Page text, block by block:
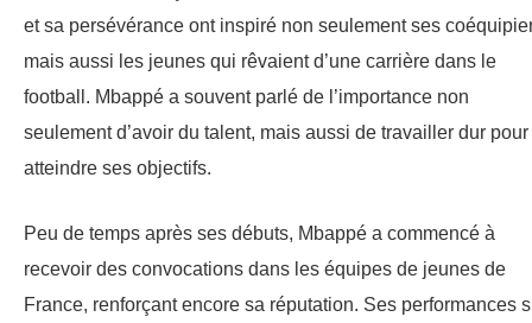
et sa persévérance ont inspiré non seulement ses
mais aussi les jeunes qui rêvaient d’une carrière dans le
football. Mbappé a souvent parlé de l’importance non
seulement d’avoir du talent, mais aussi de travailler dur pour
atteindre ses objectifs.
Peu de temps après ses débuts, Mbappé a commencé à
recevoir des convocations dans les équipes de jeunes de
France, renforçant encore sa réputation. Ses performances